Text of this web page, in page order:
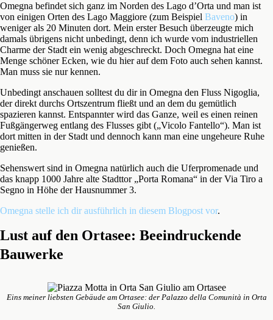
Omegna befindet sich ganz im Norden des Lago d’Orta und man ist
von einigen Orten des Lago Maggiore (zum Beispiel Baveno) in
weniger als 20 Minuten dort. Mein erster Besuch überzeugte mich
damals übrigens nicht unbedingt, denn ich wurde vom industriellen
Charme der Stadt ein wenig abgeschreckt. Doch Omegna hat eine
Menge schöner Ecken, wie du hier auf dem Foto auch sehen kannst.
Man muss sie nur kennen.
Unbedingt anschauen solltest du dir in Omegna den Fluss Nigoglia,
der direkt durchs Ortszentrum fließt und an dem du gemütlich
spazieren kannst. Entspannter wird das Ganze, weil es einen reinen
Fußgängerweg entlang des Flusses gibt („Vicolo Fantello“). Man ist
dort mitten in der Stadt und dennoch kann man eine ungeheure Ruhe
genießen.
Sehenswert sind in Omegna natürlich auch die Uferpromenade und
das knapp 1000 Jahre alte Stadttor „Porta Romana“ in der Via Tiro a
Segno in Höhe der Hausnummer 3.
Omegna stelle ich dir ausführlich in diesem Blogpost vor.
Lust auf den Ortasee: Beeindruckende
Bauwerke
Eins meiner liebsten Gebäude am Ortasee: der Palazzo della Comunità in Orta
San Giulio.